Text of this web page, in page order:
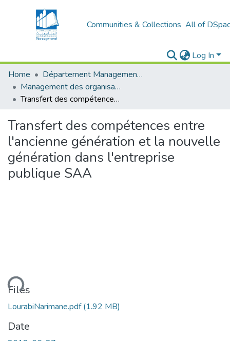
Communities & Collections All of
Log In
Home
Département Management Des Organisations
Management des organisations (MDO)
Transfert des compétences entre l'ancienne génération et la nouvelle génération dans l'entreprise publique SAA
Transfert des compétences entre
l'ancienne génération et la nouvelle
génération dans l'entreprise
publique SAA
Files
LourabiNarimane.pdf(1.92 MB)
Date